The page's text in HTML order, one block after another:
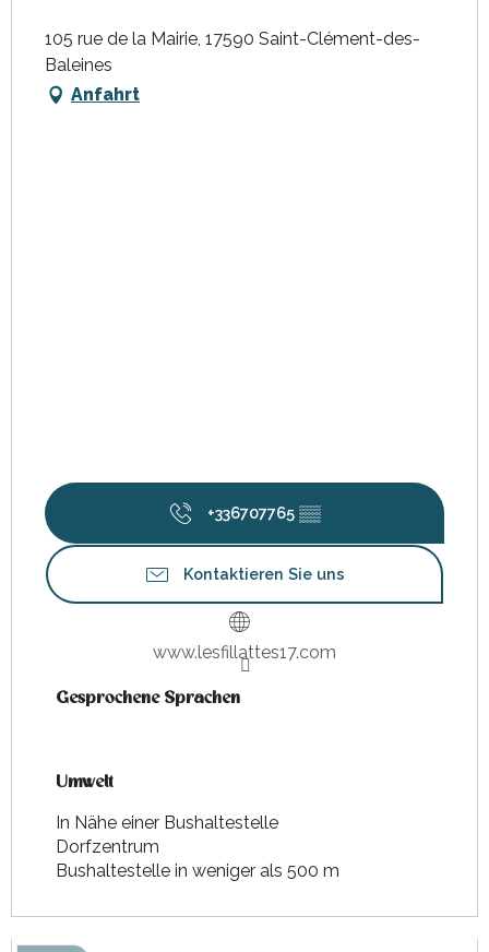
105 rue de la Mairie, 17590 Saint-Clément-des-
Baleines
Anfahrt
+336707765 ▒▒
Kontaktieren Sie uns
www.lesfillattes17.com
Gesprochene Sprachen
Gesprochene Sprachen
Umwelt
Umwelt
In Nähe einer Bushaltestelle
Dorfzentrum
Bushaltestelle in weniger als 500 m